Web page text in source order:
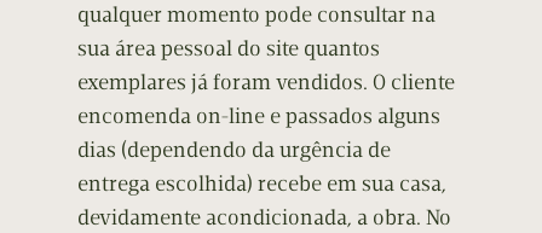
qualquer momento pode consultar na
sua área pessoal do site quantos
exemplares já foram vendidos. O cliente
encomenda on-line e passados alguns
dias (dependendo da urgência de
entrega escolhida) recebe em sua casa,
devidamente acondicionada, a obra. No